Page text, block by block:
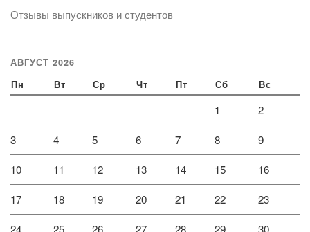
Отзывы выпускников и студентов
АВГУСТ 2026
Пн Вт Ср Чт Пт Сб Вс
1 2
3 4 5 6 7 8 9
10 11 12 13 14 15 16
17 18 19 20 21 22 23
24 25 26 27 28 29 30